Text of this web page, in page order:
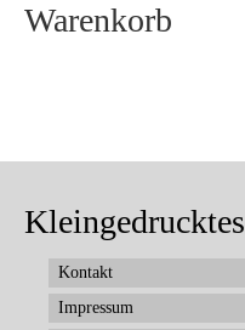
Warenkorb
Kleingedrucktes
Kontakt
Impressum